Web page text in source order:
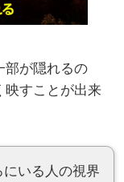
部が隠れるの
映すことが出来
いる人の視界